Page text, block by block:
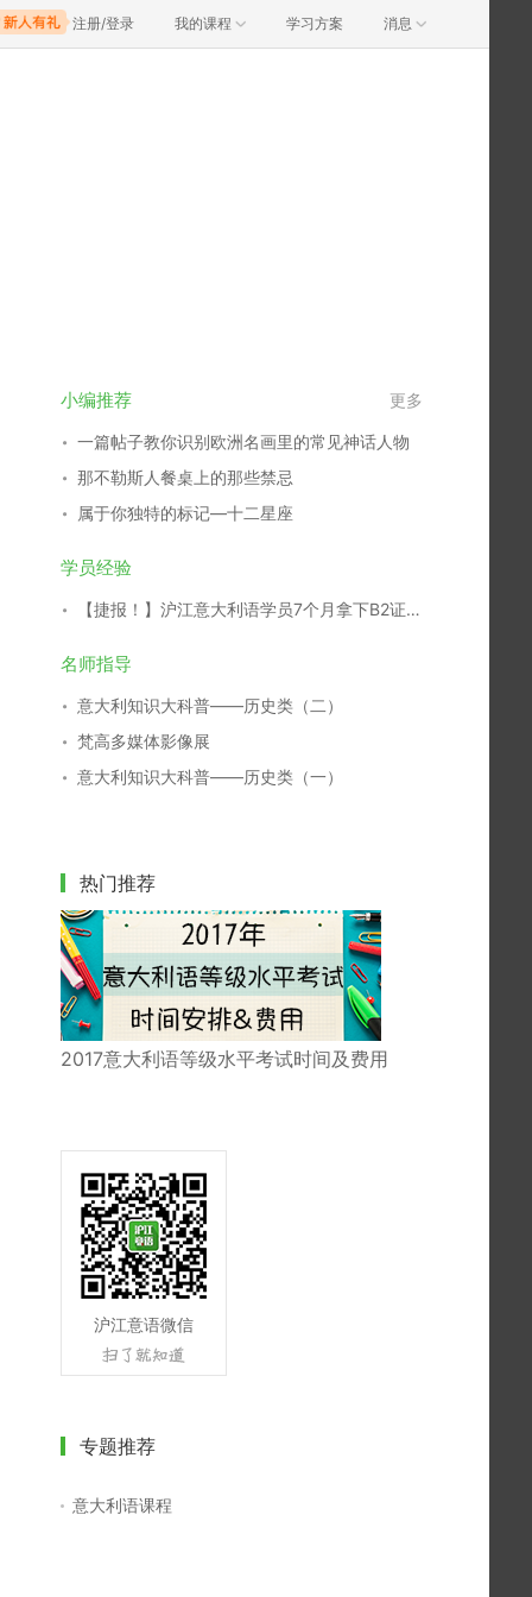
注册/登录 我的课程 学习方案 消息
小编推荐 更多
一篇帖子教你识别欧洲名画里的常见神话人物
那不勒斯人餐桌上的那些禁忌
属于你独特的标记—十二星座
学员经验
【捷报！】沪江意大利语学员7个月拿下B2证书！
名师指导
意大利知识大科普——历史类（二）
梵高多媒体影像展
意大利知识大科普——历史类（一）
热门推荐
2017意大利语等级水平考试时间及费用
沪江意语微信
专题推荐
意大利语课程